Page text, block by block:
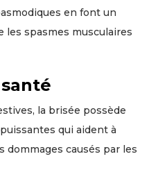
en font un
les spasmes musculaires
la brisée possède
qui aident à
causés par les